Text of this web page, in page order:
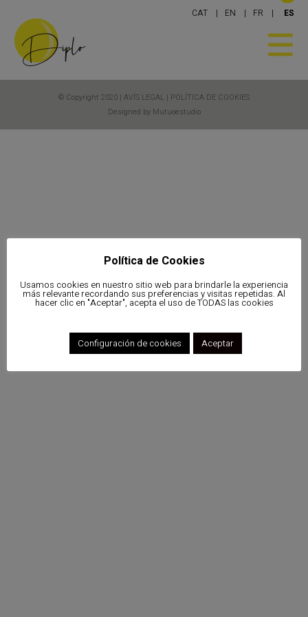
CAT EN FR ES
© Copyright 2020 | AVÍS LEGAL | POLÍTICA DE COOKIES
Designed by Mutuoestudio
Política de Cookies
Usamos cookies en nuestro sitio web para brindarle la experiencia
más relevante recordando sus preferencias y visitas repetidas. Al
hacer clic en "Aceptar", acepta el uso de TODAS las cookies
Configuración de cookies Aceptar